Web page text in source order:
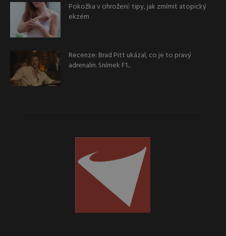
Pokožka v ohrožení: tipy, jak zmírnit atopický
ekzém
Recenze: Brad Pitt ukázal, co je to pravý
adrenalin. Snímek F1...